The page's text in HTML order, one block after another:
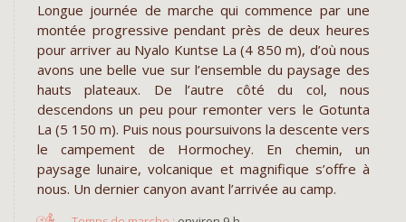
Longue journée de marche qui commence par une
montée progressive pendant près de deux heures
pour arriver au Nyalo Kuntse La (4 850 m), d’où nous
avons une belle vue sur l’ensemble du paysage des
hauts plateaux. De l’autre côté du col, nous
descendons un peu pour remonter vers le Gotunta
La (5 150 m). Puis nous poursuivons la descente vers
le campement de Hormochey. En chemin, un
paysage lunaire, volcanique et magnifique s’offre à
nous. Un dernier canyon avant l’arrivée au camp.